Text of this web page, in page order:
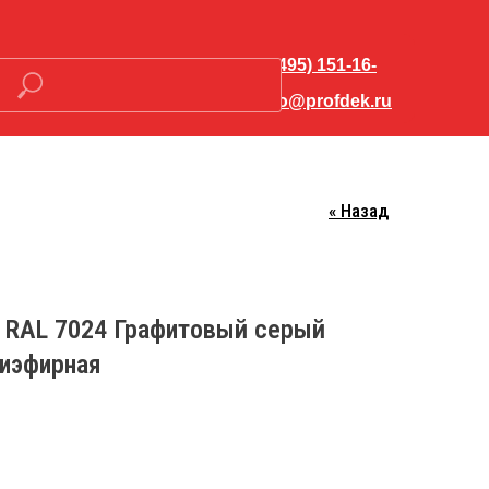
+7 (495) 151-16-
hello@profdek.ru
« Назад
7024 Графитовый серый